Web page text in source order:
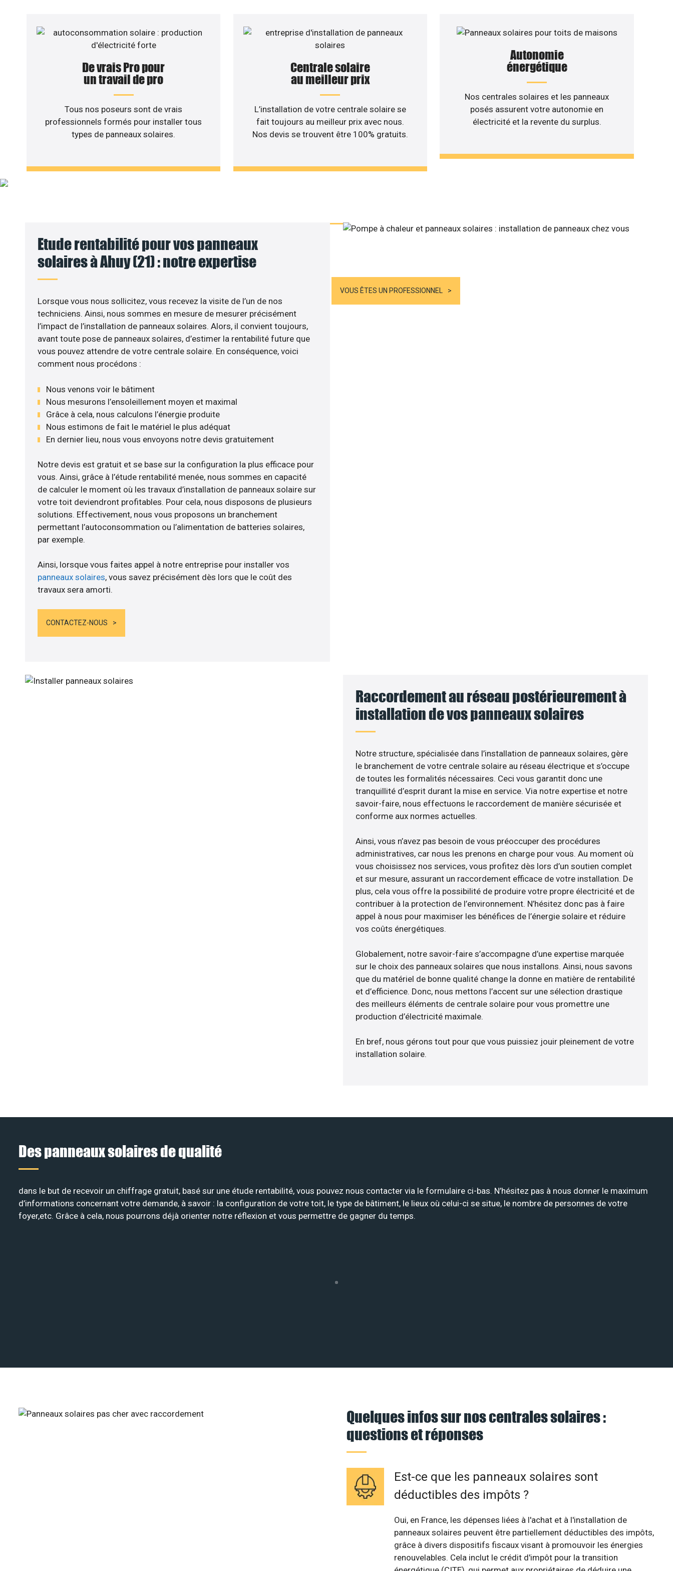
De vrais Pro pour
un travail de pro
Tous nos poseurs sont de vrais
professionnels formés pour installer tous
types de panneaux solaires.
Centrale solaire
au meilleur prix
L’installation de votre centrale solaire se
fait toujours au meilleur prix avec nous.
Nos devis se trouvent être 100% gratuits.
Autonomie
énergétique
Nos centrales solaires et les panneaux
posés assurent votre autonomie en
électricité et la revente du surplus.
VOUS ÊTES UN PROFESSIONNEL
Etude rentabilité pour vos panneaux
solaires à Ahuy (21) : notre expertise
Lorsque vous nous sollicitez, vous recevez la visite de l’un de nos
techniciens. Ainsi, nous sommes en mesure de mesurer précisément
l’impact de l’installation de panneaux solaires. Alors, il convient toujours,
avant toute pose de panneaux solaires, d’estimer la rentabilité future que
vous pouvez attendre de votre centrale solaire. En conséquence, voici
comment nous procédons :
Nous venons voir le bâtiment
Nous mesurons l’ensoleillement moyen et maximal
Grâce à cela, nous calculons l’énergie produite
Nous estimons de fait le matériel le plus adéquat
En dernier lieu, nous vous envoyons notre devis gratuitement
Notre devis est gratuit et se base sur la configuration la plus efficace pour
vous. Ainsi, grâce à l’étude rentabilité menée, nous sommes en capacité
de calculer le moment où les travaux d’installation de panneaux solaire sur
votre toit deviendront profitables. Pour cela, nous disposons de plusieurs
solutions. Effectivement, nous vous proposons un branchement
permettant l’autoconsommation ou l’alimentation de batteries solaires,
par exemple.
Ainsi, lorsque vous faites appel à notre entreprise pour installer vos
panneaux solaires, vous savez précisément dès lors que le coût des
travaux sera amorti.
CONTACTEZ-NOUS
Raccordement au réseau postérieurement à
installation de vos panneaux solaires
Notre structure, spécialisée dans l’installation de panneaux solaires, gère
le branchement de votre centrale solaire au réseau électrique et s’occupe
de toutes les formalités nécessaires. Ceci vous garantit donc une
tranquillité d’esprit durant la mise en service. Via notre expertise et notre
savoir-faire, nous effectuons le raccordement de manière sécurisée et
conforme aux normes actuelles.
Ainsi, vous n’avez pas besoin de vous préoccuper des procédures
administratives, car nous les prenons en charge pour vous. Au moment où
vous choisissez nos services, vous profitez dès lors d’un soutien complet
et sur mesure, assurant un raccordement efficace de votre installation. De
plus, cela vous offre la possibilité de produire votre propre électricité et de
contribuer à la protection de l’environnement. N’hésitez donc pas à faire
appel à nous pour maximiser les bénéfices de l’énergie solaire et réduire
vos coûts énergétiques.
Globalement, notre savoir-faire s’accompagne d’une expertise marquée
sur le choix des panneaux solaires que nous installons. Ainsi, nous savons
que du matériel de bonne qualité change la donne en matière de rentabilité
et d’efficience. Donc, nous mettons l’accent sur une sélection drastique
des meilleurs éléments de centrale solaire pour vous promettre une
production d’électricité maximale.
En bref, nous gérons tout pour que vous puissiez jouir pleinement de votre
installation solaire.
Des panneaux solaires de qualité
dans le but de recevoir un chiffrage gratuit, basé sur une étude rentabilité, vous pouvez nous contacter via le formulaire ci-bas. N’hésitez pas à nous donner le maximum
d’informations concernant votre demande, à savoir : la configuration de votre toit, le type de bâtiment, le lieux où celui-ci se situe, le nombre de personnes de votre
foyer,etc. Grâce à cela, nous pourrons déjà orienter notre réflexion et vous permettre de gagner du temps.
Quelques infos sur nos centrales solaires :
questions et réponses
Est-ce que les panneaux solaires sont
déductibles des impôts ?
Oui, en France, les dépenses liées à l'achat et à l'installation de
panneaux solaires peuvent être partiellement déductibles des impôts,
grâce à divers dispositifs fiscaux visant à promouvoir les énergies
renouvelables. Cela inclut le crédit d'impôt pour la transition